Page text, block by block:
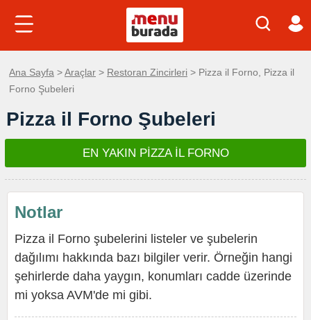
Ana Sayfa >Araçlar > Restoran Zincirleri > Pizza il Forno, Pizza il
Forno Şubeleri
Pizza il Forno Şubeleri
EN YAKIN PİZZA İL FORNO
Notlar
Pizza il Forno şubelerini listeler ve şubelerin
dağılımı hakkında bazı bilgiler verir. Örneğin hangi
şehirlerde daha yaygın, konumları cadde üzerinde
mi yoksa AVM'de mi gibi.